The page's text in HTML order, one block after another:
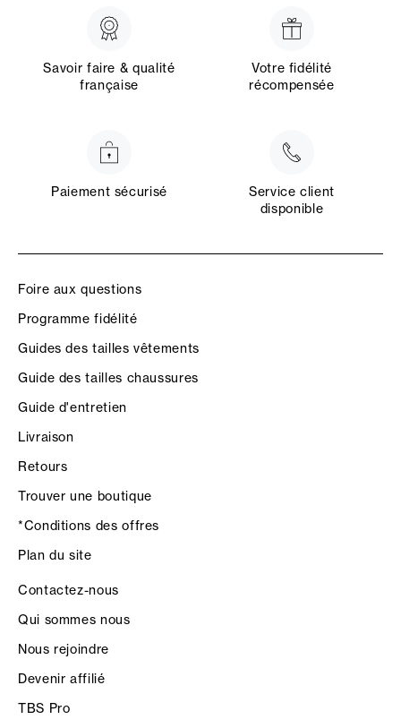
Savoir faire & qualité
française
Votre fidélité
récompensée
Paiement sécurisé
Service client
disponible
Foire aux questions
Programme fidélité
Guides des tailles vêtements
Guide des tailles chaussures
Guide d'entretien
Livraison
Retours
Trouver une boutique
*Conditions des offres
Plan du site
Contactez-nous
Qui sommes nous
Nous rejoindre
Devenir affilié
TBS Pro